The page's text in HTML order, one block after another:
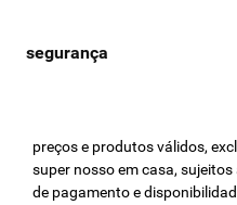
preços e produtos válidos,
super nosso em casa,
de pagamento e